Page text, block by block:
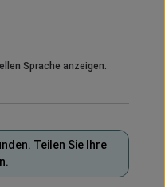
Sprache anzeigen.
Teilen Sie Ihre